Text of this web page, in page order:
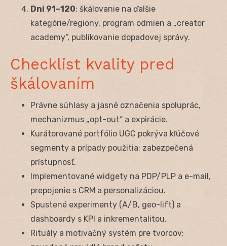
Dni 91–120: škálovanie na ďalšie
kategórie/regiony, program odmien a „creator
academy“, publikovanie dopadovej správy.
Checklist kvality pred
škálovaním
Právne súhlasy a jasné označenia spoluprác,
mechanizmus „opt-out“ a expirácie.
Kurátorované portfólio UGC pokrýva kľúčové
segmenty a prípady použitia; zabezpečená
prístupnosť.
Implementované widgety na PDP/PLP a e-mail,
prepojenie s CRM a personalizáciou.
Spustené experimenty (A/B, geo-lift) a
dashboardy s KPI a inkrementalitou.
Rituály a motivačný systém pre tvorcov;